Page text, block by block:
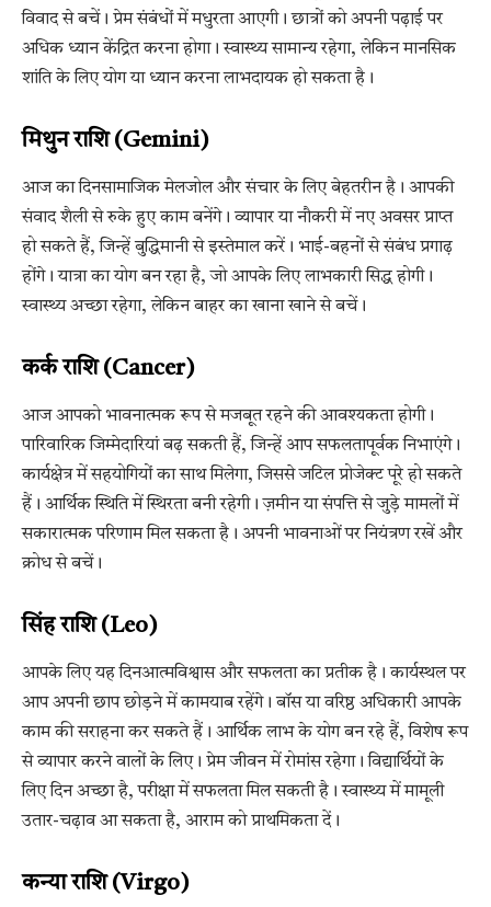
विवाद से बचें। प्रेम संबंधों में मधुरता आएगी। छात्रों को अपनी पढ़ाई पर
अधिक ध्यान केंद्रित करना होगा। स्वास्थ्य सामान्य रहेगा, लेकिन मानसिक
शांति के लिए योग या ध्यान करना लाभदायक हो सकता है।
मिथुन राशि (Gemini)
आज का दिनसामाजिक मेलजोल और संचार के लिए बेहतरीन है। आपकी
संवाद शैली से रुके हुए काम बनेंगे। व्यापार या नौकरी में नए अवसर प्राप्त
हो सकते हैं, जिन्हें बुद्धिमानी से इस्तेमाल करें। भाई-बहनों से संबंध प्रगाढ़
होंगे। यात्रा का योग बन रहा है, जो आपके लिए लाभकारी सिद्ध होगी।
स्वास्थ्य अच्छा रहेगा, लेकिन बाहर का खाना खाने से बचें।
कर्क राशि (Cancer)
आज आपको भावनात्मक रूप से मजबूत रहने की आवश्यकता होगी।
पारिवारिक जिम्मेदारियां बढ़ सकती हैं, जिन्हें आप सफलतापूर्वक निभाएंगे।
कार्यक्षेत्र में सहयोगियों का साथ मिलेगा, जिससे जटिल प्रोजेक्ट पूरे हो सकते
हैं। आर्थिक स्थिति में स्थिरता बनी रहेगी। ज़मीन या संपत्ति से जुड़े मामलों में
सकारात्मक परिणाम मिल सकता है। अपनी भावनाओं पर नियंत्रण रखें और
क्रोध से बचें।
सिंह राशि (Leo)
आपके लिए यह दिनआत्मविश्वास और सफलता का प्रतीक है। कार्यस्थल पर
आप अपनी छाप छोड़ने में कामयाब रहेंगे। बॉस या वरिष्ठ अधिकारी आपके
काम की सराहना कर सकते हैं। आर्थिक लाभ के योग बन रहे हैं, विशेष रूप
से व्यापार करने वालों के लिए। प्रेम जीवन में रोमांस रहेगा। विद्यार्थियों के
लिए दिन अच्छा है, परीक्षा में सफलता मिल सकती है। स्वास्थ्य में मामूली
उतार-चढ़ाव आ सकता है, आराम को प्राथमिकता दें।
कन्या राशि (Virgo)